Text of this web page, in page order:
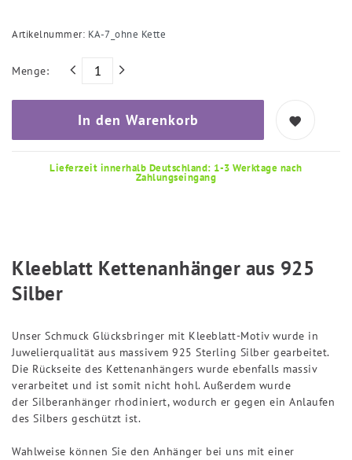
Artikelnummer: KA-7_ohne Kette
Menge:
In den Warenkorb
Lieferzeit innerhalb Deutschland: 1-3 Werktage nach
Zahlungseingang
Kleeblatt Kettenanhänger aus 925
Silber
Unser Schmuck Glücksbringer mit Kleeblatt-Motiv wurde in
Juwelierqualität aus massivem 925 Sterling Silber gearbeitet.
Die Rückseite des Kettenanhängers wurde ebenfalls massiv
verarbeitet und ist somit nicht hohl. Außerdem wurde
der Silberanhänger rhodiniert, wodurch er gegen ein Anlaufen
des Silbers geschützt ist.
Wahlweise können Sie den Anhänger bei uns mit einer